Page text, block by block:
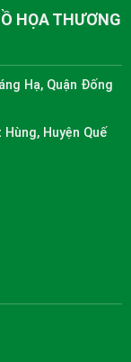
HỌA THƯƠNG
Hạ, Quận Đống
Huyện Quế